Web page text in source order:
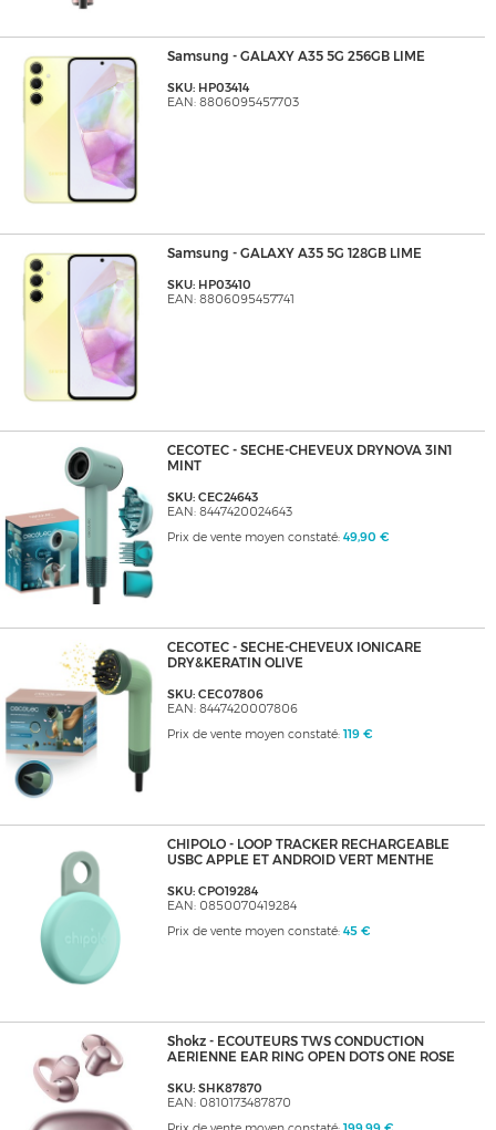
Samsung - GALAXY A35 5G 256GB LIME
SKU: HP03414
EAN: 8806095457703
Samsung - GALAXY A35 5G 128GB LIME
SKU: HP03410
EAN: 8806095457741
CECOTEC - SECHE-CHEVEUX DRYNOVA 3IN1
MINT
SKU: CEC24643
EAN: 8447420024643
Prix de vente moyen constaté: 49,90 €
CECOTEC - SECHE-CHEVEUX IONICARE
DRY&KERATIN OLIVE
SKU: CEC07806
EAN: 8447420007806
Prix de vente moyen constaté: 119 €
CHIPOLO - LOOP TRACKER RECHARGEABLE
USBC APPLE ET ANDROID VERT MENTHE
SKU: CPO19284
EAN: 0850070419284
Prix de vente moyen constaté: 45 €
Shokz - ECOUTEURS TWS CONDUCTION
AERIENNE EAR RING OPEN DOTS ONE ROSE
SKU: SHK87870
EAN: 0810173487870